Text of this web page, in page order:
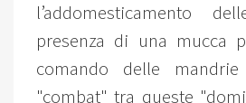
l’addomesticamento
presenza di una mucca
comando delle
"combat" tra queste